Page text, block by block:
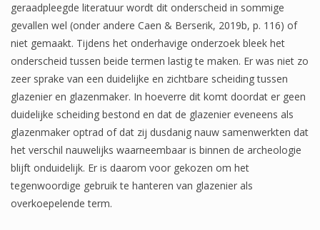
(Fabel)dieren
Architectuur
Geometrische patronen
Bloemmotieven
Boordglazen
Omlijsting
Teksten
Onbeschilderd glas
geraadpleegde literatuur wordt dit onderscheid in sommige
gevallen wel (onder andere Caen & Berserik, 2019b, p. 116) of
niet gemaakt. Tijdens het onderhavige onderzoek bleek het
onderscheid tussen beide termen lastig te maken. Er was niet zo
zeer sprake van een duidelijke en zichtbare scheiding tussen
glazenier en glazenmaker. In hoeverre dit komt doordat er geen
duidelijke scheiding bestond en dat de glazenier eveneens als
glazenmaker optrad of dat zij dusdanig nauw samenwerkten dat
het verschil nauwelijks waarneembaar is binnen de archeologie
blijft onduidelijk. Er is daarom voor gekozen om het
tegenwoordige gebruik te hanteren van glazenier als
overkoepelende term.